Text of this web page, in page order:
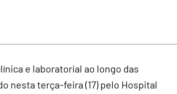
e laboratorial ao longo das
nesta terça-feira (17) pelo Hospital